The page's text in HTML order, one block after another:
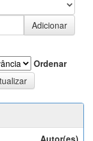
Ordenar
Autor(es)